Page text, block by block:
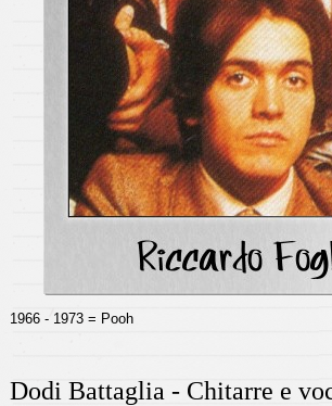
1966 - 1973 = Pooh
Dodi Battaglia - Chitarre e